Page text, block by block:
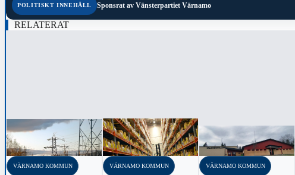
POLITISKT INNEHÅLL Sponsrat av Vänsterpartiet Värnamo
RELATERAT
‹
VÄRNAMO KOMMUN VÄRNAMO KOMMUN VÄRNAMO KOMMUN